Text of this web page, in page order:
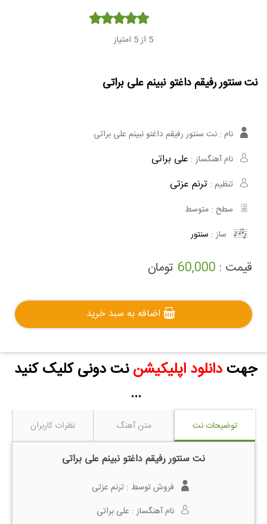
5 از 5 امتیاز
نت سنتور رفیقم داغتو نبینم علی براتی
نام : نت سنتور رفیقم داغتو نبینم علی براتی
نام آهنگساز : علی براتی
تنظیم : ترنم عزتی
سطح : متوسط
ساز : سنتور
قیمت : 60,000 تومان
اضافه به سبد خرید
جهتدانلود اپلیکیشن نت دونی کلیک کنید
...
توضیحات نت متن آهنگ نظرات کاربران
نت سنتور رفیقم داغتو نبینم علی براتی
فروش توسط : ترنم عزتی
نام آهنگساز : علی براتی